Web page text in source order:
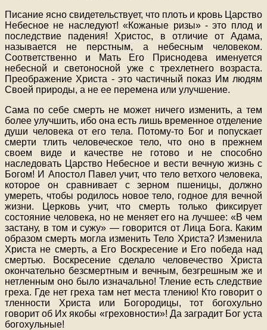
Писание ясно свидетельствует, что плоть и кровь Царство
Небесное не наследуют! «Кожаные ризы» - это плод и
последствие падения! Христос, в отличие от Адама,
называется не перстным, а небесным человеком.
Соответственно и Мать Его Приснодева именуется
небесной и светоносной уже с трехлетнего возраста.
Преображение Христа - это частичный показ Им людям
Своей природы, а не ее перемена или улучшение.
Сама по себе смерть не может ничего изменить, а тем
более улучшить, ибо она есть лишь временное отделение
души человека от его тела. Потому-то Бог и попускает
смерти тлить человеческое тело, что оно в прежнем
своем виде и качестве не готово и не способно
наследовать Царство Небесное и вести вечную жизнь с
Богом! И Апостол Павел учит, что тело ветхого человека,
которое он сравнивает с зерном пшеницы, должно
умереть, чтобы родилось новое тело, годное для вечной
жизни. Церковь учит, что смерть только фиксирует
состояние человека, но не меняет его на лучшее: «В чем
застану, в том и сужу» — говорится от Лица Бога. Каким
образом смерть могла изменить Тело Христа? Изменила
Христа не смерть, а Его Воскресение и Его победа над
смертью. Воскресение сделало человечество Христа
окончательно безсмертным и вечным, безгрешным же и
нетленным оно было изначально! Тление есть следствие
греха. Где нет греха там нет места тлению! Кто говорит о
тленности Христа или Богородицы, тот богохульно
говорит об Их якобы «греховности»! Да заградит Бог уста
богохульные!